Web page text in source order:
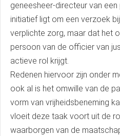
geneesheer-directeur van
initiatief ligt om een verzoek
verplichte zorg, maar dat het
persoon van de officier van
actieve rol krijgt.
Redenen hiervoor zijn onder
ook al is het omwille van de
vorm van vrijheidsbeneming
vloeit deze taak voort uit de
waarborgen van de